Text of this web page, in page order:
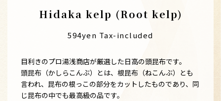
Hidaka kelp (Root kelp)
594yen Tax-included
目利きのプロ湯浅商店が厳選した日高の頭昆布です。
頭昆布（かしらこんぶ）とは、根昆布（ねこんぶ）とも
言われ、昆布の根っこの部分をカットしたものであり、同
じ昆布の中でも最高級の品です。